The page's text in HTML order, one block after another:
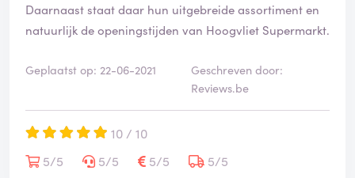
Daarnaast staat daar hun uitgebreide assortiment en
natuurlijk de openingstijden van Hoogvliet Supermarkt.
Geplaatst op: 22-06-2021
Geschreven door:
Reviews.be
10 / 10
5/5
5/5 5/5
5/5